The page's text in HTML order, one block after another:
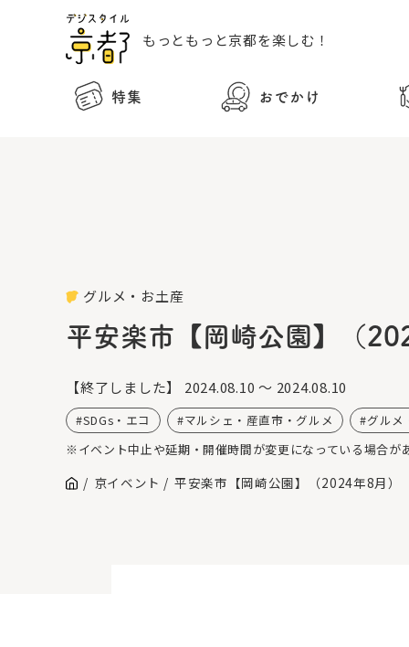
もっともっと京都を楽しむ！
特集 おでかけ
グルメ・お土産
平安楽市【岡崎公園】（
【終了しました】 2024.08.10 ～ 2024.08.10
SDGs・エコ マルシェ・産直市・グルメ
グルメ
※イベント中止や延期・開催時間が変更になっている場合が
京イベント 平安楽市【岡崎公園】（2024年8月）